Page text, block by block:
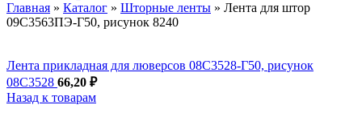
Главная » Каталог » Шторные ленты » Лента для штор
09С3563ПЭ-Г50, рисунок 8240
Лента прикладная для люверсов 08С3528-Г50, рисунок
08С3528 66,20 ₽
Назад к товарам